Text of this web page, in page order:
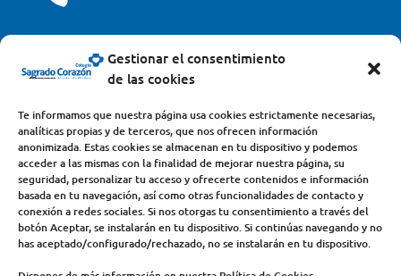
Gestionar el consentimiento
de las cookies
Te informamos que nuestra página usa cookies estrictamente necesarias,
analíticas propias y de terceros, que nos ofrecen información
anonimizada. Estas cookies se almacenan en tu dispositivo y podemos
acceder a las mismas con la finalidad de mejorar nuestra página, su
seguridad, personalizar tu acceso y ofrecerte contenidos e información
basada en tu navegación, así como otras funcionalidades de contacto y
conexión a redes sociales. Si nos otorgas tu consentimiento a través del
botón Aceptar, se instalarán en tu dispositivo. Si continúas navegando y no
has aceptado/configurado/rechazado, no se instalarán en tu dispositivo.
centro@scjdehon.com
Colegio y Seminario Sagrado Corazón
Avda. Castilla y León, s/n – 34200 – Venta de Baños
(Palencia) – Teléfono 979770649